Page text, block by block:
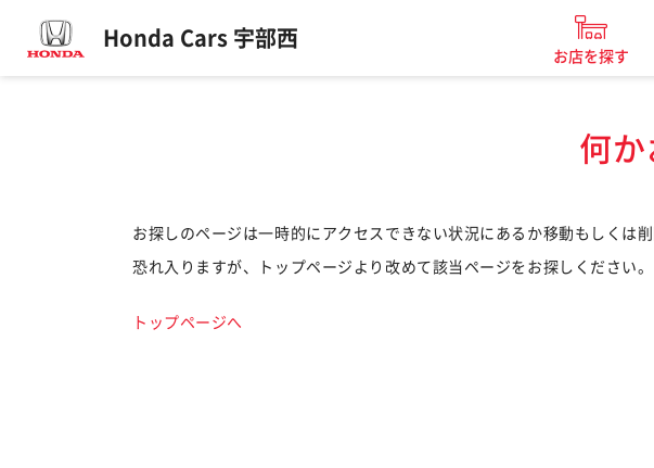
Honda Cars 宇部西
お店を探す
何か
お探しのページは一時的にアクセスできない状況にあるか移動もしくは
恐れ入りますが、トップページより改めて該当ページをお探しください。
トップページへ